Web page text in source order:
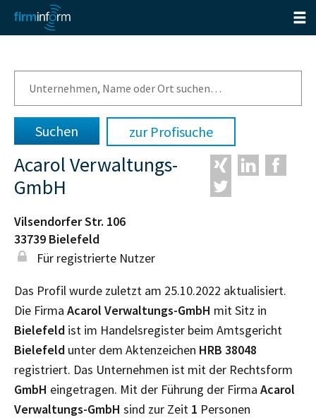
zur Profisuche
Acarol Verwaltungs-
GmbH
Vilsendorfer Str. 106
33739 Bielefeld
Für registrierte Nutzer
Das Profil wurde zuletzt am 25.10.2022 aktualisiert.
Die Firma Acarol Verwaltungs-GmbH mit Sitz in
Bielefeld ist im Handelsregister beim Amtsgericht
Bielefeld unter dem Aktenzeichen HRB 38048
registriert. Das Unternehmen ist mit der Rechtsform
GmbH eingetragen. Mit der Führung der Firma Acarol
Verwaltungs-GmbH sind zur Zeit 1 Personen